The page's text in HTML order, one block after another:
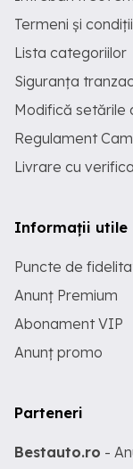
Termeni și condiții
Lista categoriilor
Siguranța
Modifică setările
Regulament
Livrare cu
Informații utile
Puncte de
Anunț Premium
Abonament VIP
Anunț promo
Parteneri
Bestauto.ro -